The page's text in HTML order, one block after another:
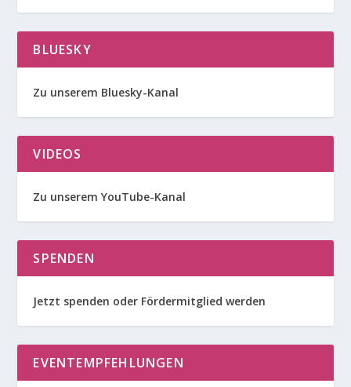
BLUESKY
Zu unserem Bluesky-Kanal
VIDEOS
Zu unserem YouTube-Kanal
SPENDEN
Jetzt spenden oder Fördermitglied werden
EVENTEMPFEHLUNGEN